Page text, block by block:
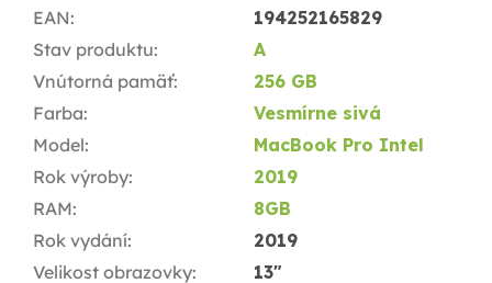
EAN:
194252165829
Stav produktu:
A
Vnútorná pamäť:
256 GB
Farba:
Vesmírne sivá
Model:
MacBook Pro Intel
Rok výroby:
2019
RAM:
8GB
Rok vydání:
2019
Velikost obrazovky:
13"